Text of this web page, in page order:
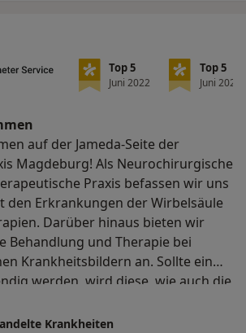
Top 5
Juni 2022
Top 5
Juni 2022
auf der Jameda-Seite der
Magdeburg! Als Neurochirurgische
Praxis befassen wir uns
den Erkrankungen der Wirbelsäule
Darüber hinaus bieten wir
Behandlung und Therapie bei
Krankheitsbildern an. Sollte ein
werden, wird diese, wie auch die
durch Dr. med. Stefan
durchgeführt.
Krankheiten